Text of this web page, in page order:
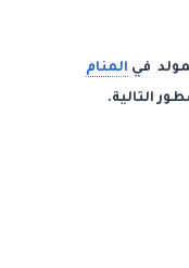
في المنام
التالية.